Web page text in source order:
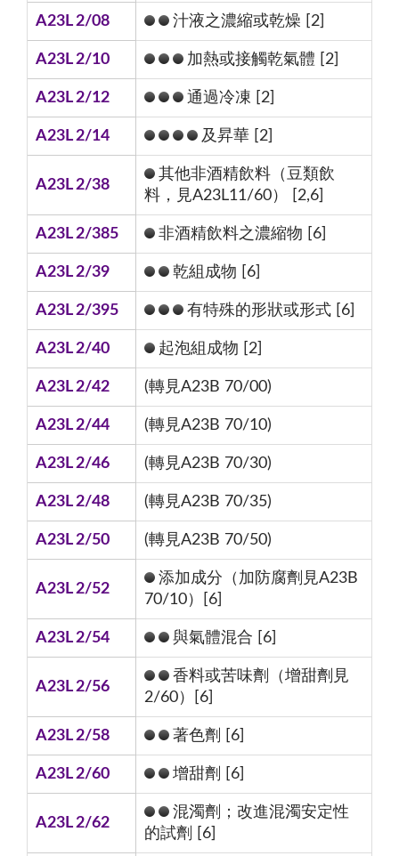
A23L 2/08 汁液之濃縮或乾燥 [2]
A23L 2/10 加熱或接觸乾氣體 [2]
A23L 2/12 通過冷凍 [2]
A23L 2/14 及昇華 [2]
A23L 2/38
其他非酒精飲料（豆類飲
料，見A23L11/60） [2,6]
A23L 2/385 非酒精飲料之濃縮物 [6]
A23L 2/39 乾組成物 [6]
A23L 2/395 有特殊的形狀或形式 [6]
A23L 2/40 起泡組成物 [2]
A23L 2/42 (轉見A23B 70/00)
A23L 2/44 (轉見A23B 70/10)
A23L 2/46 (轉見A23B 70/30)
A23L 2/48 (轉見A23B 70/35)
A23L 2/50 (轉見A23B 70/50)
A23L 2/52
添加成分（加防腐劑見A23B
70/10）[6]
A23L 2/54 與氣體混合 [6]
A23L 2/56
香料或苦味劑（增甜劑見
2/60）[6]
A23L 2/58 著色劑 [6]
A23L 2/60 增甜劑 [6]
A23L 2/62
混濁劑；改進混濁安定性
的試劑 [6]